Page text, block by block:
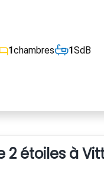
1chambres 1SdB
2 étoiles à